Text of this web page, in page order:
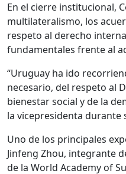
En el cierre institucional,
multilateralismo, los
respeto al derecho
fundamentales frente al
“Uruguay ha ido
necesario, del respeto al
bienestar social y de la
la vicepresidenta durante
Uno de los principales
Jinfeng Zhou, integrante
de la World Academy of